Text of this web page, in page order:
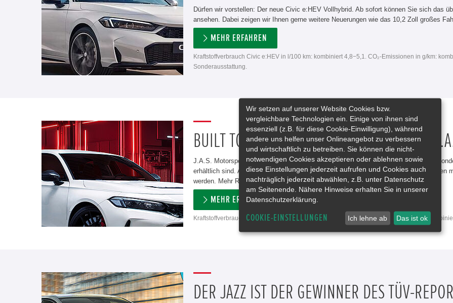
Dürfen wir vorstellen: Der neue Civic e:HEV Vollhybrid. Ab sofort können Sie sich das
ansehen. Dabei zeigen wir Ihnen gerne weitere Neuerungen wie das 10,2 Zoll großes
MEHR ERFAHREN
Kraftstoffverbrauch Civic e:HEV in l/100 km: kombiniert 4,8−5,1. CO₂-Emissionen in g/km:
Sonderausstattung.
BUILT TO PERFORM: HONDA CIVIC TYPE R
J.A.S. Motorsport ist seit 1998 Honda Racing-Partner und Entwickler der neuesten
erhältlich sind. Alle J.A.S. Komponenten sind aus echtem Carbon gefertigt und können
werden. Mehr Rennsport-Feeling geht nicht. Jetzt bei uns verfügbar.
MEHR ERFAHREN
Kraftstoffverbrauch Civic Type R in l/100 km: kombiniert 8,2. CO₂-Emissionen in g/km:
DER JAZZ IST DER GEWINNER DES TÜV-
Wir setzen auf unserer Website Cookies bzw.
vergleichbare Technologien ein. Einige von ihnen sind
essenziell (z.B. für diese Cookie-Einwilligung), während
andere uns helfen unser Onlineangebot zu verbessern
und wirtschaftlich zu betreiben. Sie können die nicht-
notwendigen Cookies akzeptieren oder ablehnen sowie
diese Einstellungen jederzeit aufrufen und Cookies auch
nachträglich jederzeit abwählen, z.B. unter Datenschutz
am Seitenende. Nähere Hinweise erhalten Sie in unserer
Datenschutzerklärung.
COOKIE-EINSTELLUNGEN Ich lehne ab Das ist ok